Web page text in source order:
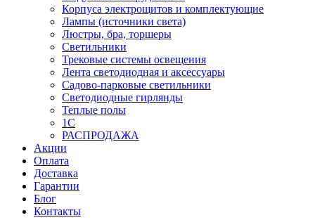
Корпуса электрощитов и комплектующие
Лампы (источники света)
Люстры, бра, торшеры
Светильники
Трековые системы освещения
Лента светодиодная и аксессуары
Садово-парковые светильники
Светодиодные гирлянды
Теплые полы
1С
РАСПРОДАЖА
Акции
Оплата
Доставка
Гарантии
Блог
Контакты